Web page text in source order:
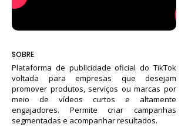
SOBRE
Plataforma de publicidade oficial do TikTok
voltada para empresas que desejam
promover produtos, serviços ou marcas por
meio de vídeos curtos e altamente
engajadores. Permite criar campanhas
segmentadas e acompanhar resultados.